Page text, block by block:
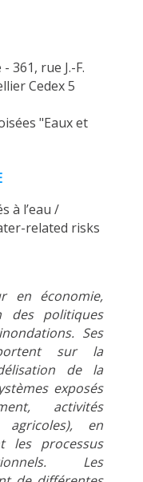
361, rue J.-F.
Cedex 5
"Eaux et
à l’eau /
related risks
en économie,
des politiques
Ses
sur la
de la
exposés
activités
agricoles), en
les processus
Les